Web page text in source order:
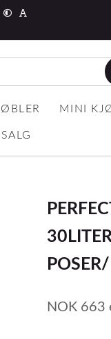
MINI
NOK 663